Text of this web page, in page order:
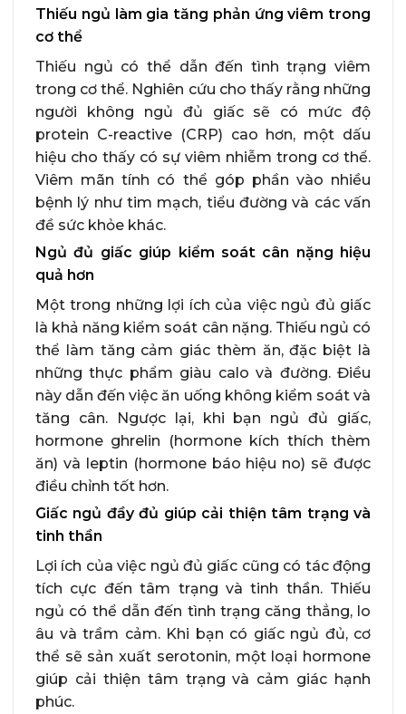
Thiếu ngủ làm gia tăng phản ứng viêm trong
cơ thể
Thiếu ngủ có thể dẫn đến tình trạng viêm
trong cơ thể. Nghiên cứu cho thấy rằng những
người không ngủ đủ giấc sẽ có mức độ
protein C-reactive (CRP) cao hơn, một dấu
hiệu cho thấy có sự viêm nhiễm trong cơ thể.
Viêm mãn tính có thể góp phần vào nhiều
bệnh lý như tim mạch, tiểu đường và các vấn
đề sức khỏe khác.
Ngủ đủ giấc giúp kiểm soát cân nặng hiệu
quả hơn
Một trong những lợi ích của việc ngủ đủ giấc
là khả năng kiểm soát cân nặng. Thiếu ngủ có
thể làm tăng cảm giác thèm ăn, đặc biệt là
những thực phẩm giàu calo và đường. Điều
này dẫn đến việc ăn uống không kiểm soát và
tăng cân. Ngược lại, khi bạn ngủ đủ giấc,
hormone ghrelin (hormone kích thích thèm
ăn) và leptin (hormone báo hiệu no) sẽ được
điều chỉnh tốt hơn.
Giấc ngủ đầy đủ giúp cải thiện tâm trạng và
tinh thần
Lợi ích của việc ngủ đủ giấc cũng có tác động
tích cực đến tâm trạng và tinh thần. Thiếu
ngủ có thể dẫn đến tình trạng căng thẳng, lo
âu và trầm cảm. Khi bạn có giấc ngủ đủ, cơ
thể sẽ sản xuất serotonin, một loại hormone
giúp cải thiện tâm trạng và cảm giác hạnh
phúc.